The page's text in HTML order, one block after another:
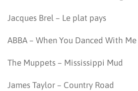
Jacques Brel – Le plat pays
ABBA – When You Danced With Me
The Muppets – Mississippi Mud
James Taylor – Country Road